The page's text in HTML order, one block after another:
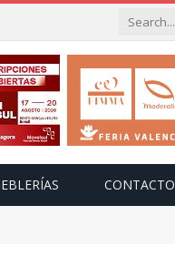
CONTACTO